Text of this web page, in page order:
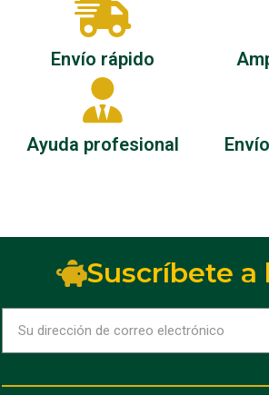
Envío rápido
Ayuda profesional
Suscríbete